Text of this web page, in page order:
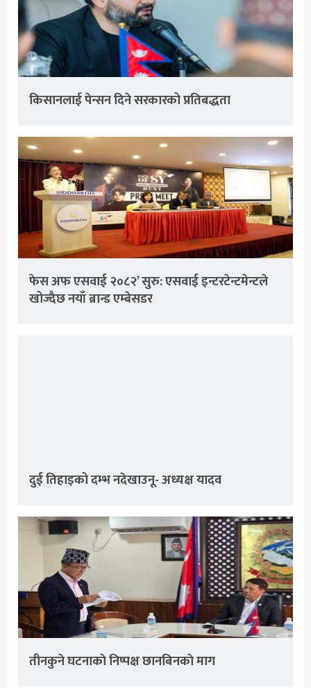
किसानलाई पेन्सन दिने सरकारको प्रतिबद्धता
फेस अफ एसवाई २०८२’ सुरु: एसवाई इन्टरटेन्टमेन्टले
खोज्दैछ नयाँ ब्रान्ड एम्बेसडर
दुई तिहाइको दम्भ नदेखाउनू- अध्यक्ष यादव
तीनकुने घटनाकाे निष्पक्ष छानबिनकाे माग